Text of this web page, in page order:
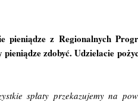
pieniądze z Regionalnych
zdobyć. Udzielacie
spłaty przekazujemy na